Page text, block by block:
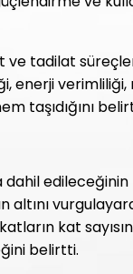
ve tadilat
verimliliği,
taşıdığını
dahil edileceğinin
altını
kat
belirtti.